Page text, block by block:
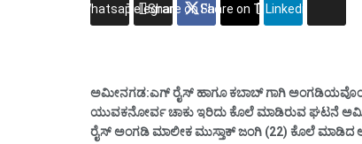
WhatsappTelegram
Share on Facebook
Share on Twitter
Linkedin
ಅಮೀನಗಡ:ಎಗ್ ರೈಸ್ ಹಾಗೂ ಕಬಾಬ್ ಗಾಗಿ
ಯುವಕನೋರ್ವ ಚಾಕು ಇರಿದು ಕೊಲೆ ಮಾಡಿರುವ ಘಟನೆ
ರೈಸ್ ಅಂಗಡಿ ಮಾಲೀಕ ಮುಸ್ತಾಕ್ ಜಂಗಿ (22) ಕೊಲೆ